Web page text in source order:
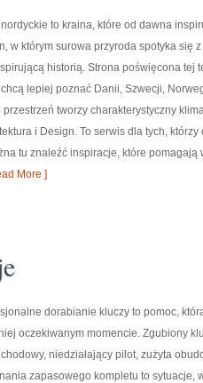
to kraina, które od dawna
w którym surowa przyroda spotyka się
historią. Strona poświęcona tej
chcą lepiej poznać Danii, Szwecji,
przestrzeń tworzy charakterystyczny
i Design. To serwis dla tych,
tu znaleźć inspiracje, które
More ]
dorabianie kluczy to pomoc,
oczekiwanym momencie. Zgubiony
niedziałający pilot, zużyta
zapasowego kompletu to sytuacje,